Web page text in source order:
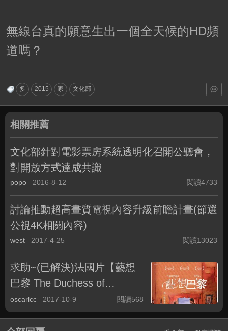
無線台真的願意生出一個全天候的HD頻
道嗎？
多 2015 家 文化部
相關推薦
文化部針對電影票房系統透明化召開公聽會，
對開放方式達成共識
popo 2016-8-12 閱讀4733
討論推動超高畫質電視內容升級前瞻計畫(節選
公視4K相關內容)
west 2017-4-25 閱讀13023
求助~(已解決)法國片【藝想
巴黎 The Duchess of
Warsow】中文字幕
oscarlcc 2017-10-9 閱讀568